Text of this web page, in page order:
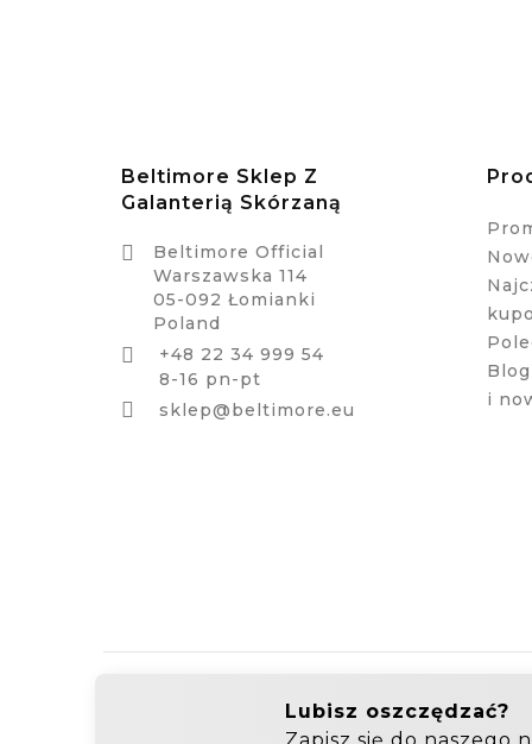
Beltimore Sklep Z
Galanterią Skórzaną

Beltimore Official
Warszawska 114
05-092 Łomianki
Poland

+48 22 34 999 54
8-16 pn-pt
 sklep@beltimore.eu
i